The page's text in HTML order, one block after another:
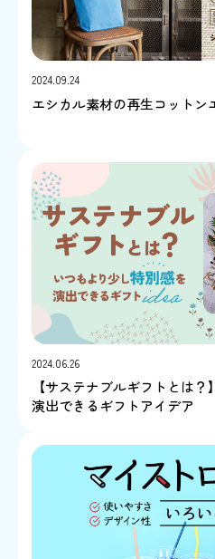
2024.09.24
エシカル素材の再生コットン
2024.06.26
【サステナブルギフトとは
演出できるギフトアイデア